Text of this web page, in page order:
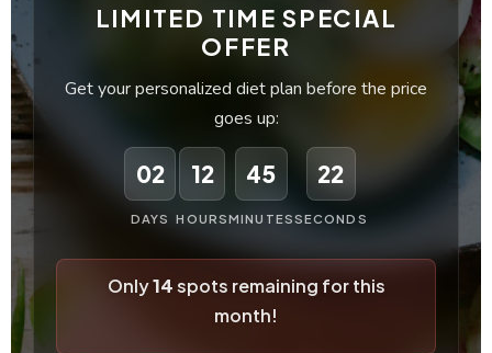
LIMITED TIME SPECIAL
OFFER
Get your personalized diet plan before the price
goes up:
02
DAYS
12
HOURS
45
MINUTES
21
SECONDS
Only14spots remaining for this
month!